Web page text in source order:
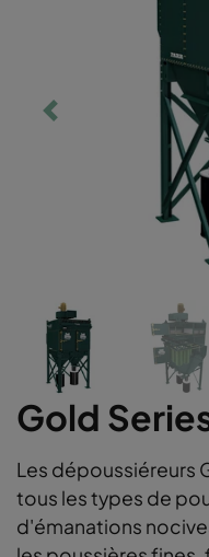
Gold
Les dépoussiéreurs
tous les types de
d'émanations